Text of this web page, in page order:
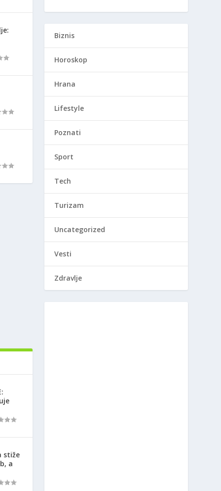
stiže
a
Biznis
Horoskop
Hrana
Lifestyle
Poznati
Sport
Tech
Turizam
Uncategorized
Vesti
Zdravlje